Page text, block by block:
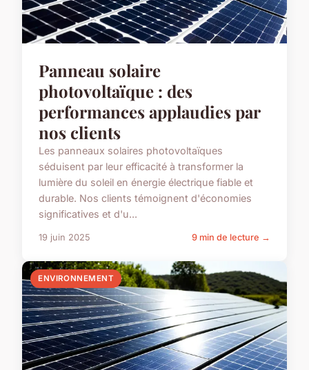
Panneau solaire
photovoltaïque : des
performances applaudies par
nos clients
Les panneaux solaires photovoltaïques
séduisent par leur efficacité à transformer la
lumière du soleil en énergie électrique fiable et
durable. Nos clients témoignent d'économies
significatives et d'u...
19 juin 2025 9 min de lecture →
ENVIRONNEMENT